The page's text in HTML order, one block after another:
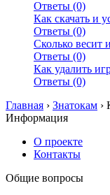
Ответы (0)
Как скачать и
Ответы (0)
Сколько весит
Ответы (0)
Как удалить
Ответы (0)
Главная › Знатокам ›
Информация
О проекте
Контакты
Общие вопросы